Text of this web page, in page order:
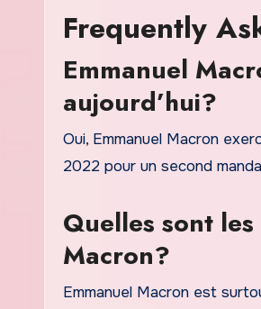
Frequently
Emmanuel
aujourd’hui?
Oui, Emmanuel Macron
2022 pour un second
Quelles sont
Macron?
Emmanuel Macron est